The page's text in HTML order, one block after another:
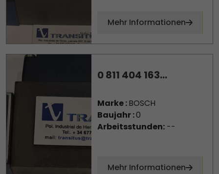
Mehr Informationen
0 811 404 163...
Marke :BOSCH
Baujahr :0
Arbeitsstunden:--
Mehr Informationen